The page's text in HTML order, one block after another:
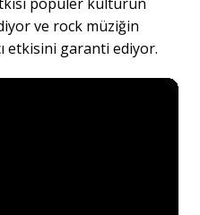
ve rock müziğin
etkisini garanti ediyor.